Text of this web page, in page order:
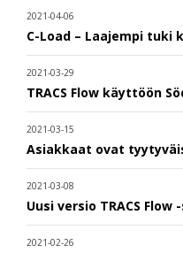
2021-04-06
C-Load – Laajempi tuki
2021-03-29
TRACS Flow käyttöön
2021-03-15
Asiakkaat ovat
2021-03-08
Uusi versio TRACS
2021-02-26